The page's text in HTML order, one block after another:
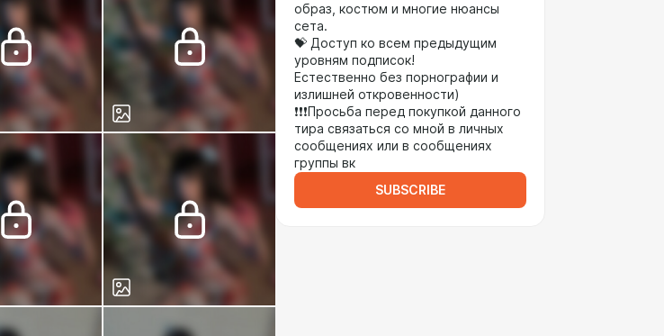
образ, костюм и многие нюансы
сета.
💝 Доступ ко всем предыдущим
уровням подписок!
Естественно без порнографии и
излишней откровенности)
❗❗❗Просьба перед покупкой данного
тира связаться со мной в личных
сообщениях или в сообщениях
группы вк
SUBSCRIBE